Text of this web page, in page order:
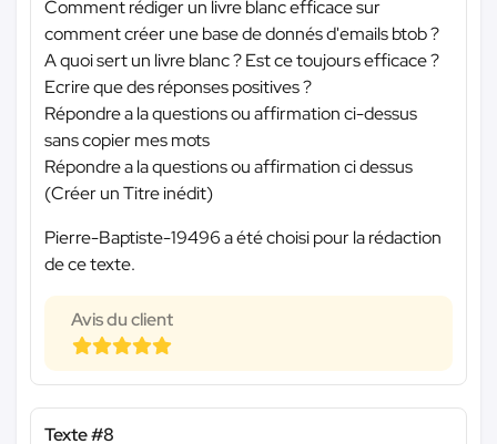
Comment rédiger un livre blanc efficace sur
comment créer une base de donnés d'emails btob ?
A quoi sert un livre blanc ? Est ce toujours efficace ?
Ecrire que des réponses positives ?
Répondre a la questions ou affirmation ci-dessus
sans copier mes mots
Répondre a la questions ou affirmation ci dessus
(Créer un Titre inédit)
Pierre-Baptiste-19496 a été choisi pour la rédaction
de ce texte.
Avis du client
Texte #8